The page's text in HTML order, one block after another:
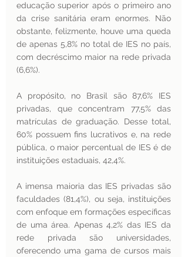
educação superior após o primeiro ano
da crise sanitária eram enormes. Não
obstante, felizmente, houve uma queda
de apenas 5,8% no total de IES no país,
com decréscimo maior na rede privada
(6,6%).
A propósito, no Brasil são 87,6% IES
privadas, que concentram 77,5% das
matrículas de graduação. Desse total,
60% possuem fins lucrativos e, na rede
pública, o maior percentual de IES é de
instituições estaduais, 42,4%.
A imensa maioria das IES privadas são
faculdades (81,4%), ou seja, instituições
com enfoque em formações específicas
de uma área. Apenas 4,2% das IES da
rede privada são universidades,
oferecendo uma gama de cursos mais